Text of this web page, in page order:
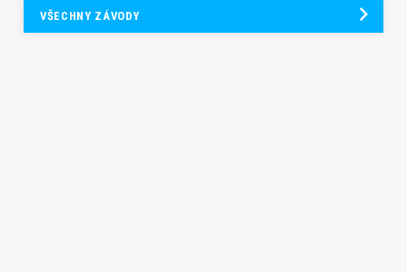
VŠECHNY ZÁVODY